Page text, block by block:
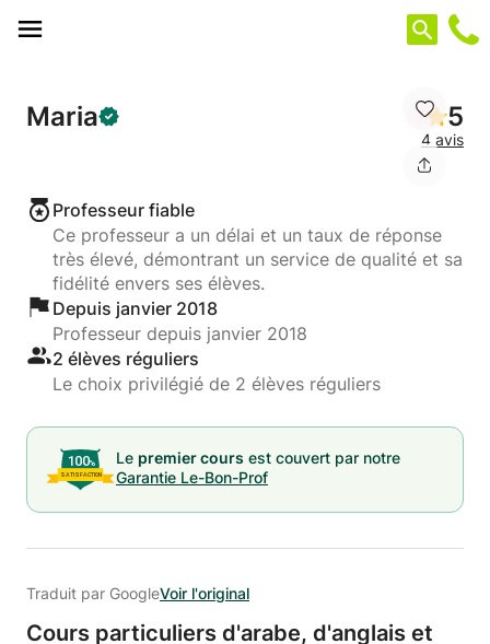
Maria 5
4 avis
Professeur fiable
Ce professeur a un délai et un taux de réponse
très élevé, démontrant un service de qualité et sa
fidélité envers ses élèves.
Depuis janvier 2018
Professeur depuis janvier 2018
2 élèves réguliers
Le choix privilégié de 2 élèves réguliers
Le premier cours est couvert par notre
Garantie Le-Bon-Prof
Traduit par GoogleVoir l'original
Cours particuliers d'arabe, d'anglais et